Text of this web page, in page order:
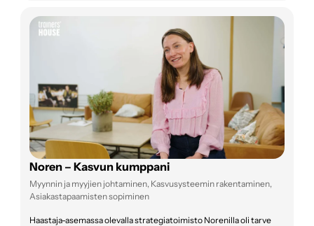
Noren – Kasvun kumppani
Myynnin ja myyjien johtaminen, Kasvusysteemin rakentaminen,
Asiakastapaamisten sopiminen
Haastaja-asemassa olevalla strategiatoimisto Norenilla oli tarve